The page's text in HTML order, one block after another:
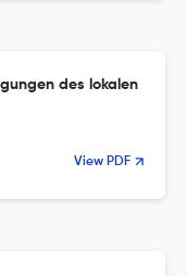
des lokalen
View PDF